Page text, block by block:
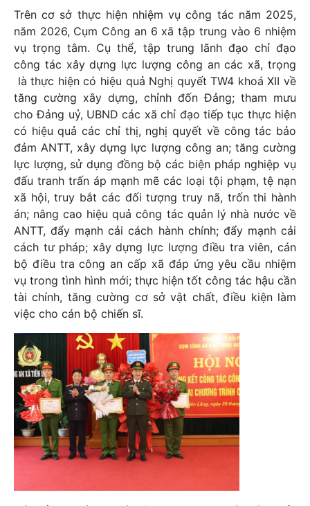
Trên cơ sở thực hiện nhiệm vụ công tác năm 2025,
năm 2026, Cụm Công an 6 xã tập trung vào 6 nhiệm
vụ trọng tâm. Cụ thể, tập trung lãnh đạo chỉ đạo
công tác xây dựng lực lượng công an các xã, trọng
là thực hiện có hiệu quả Nghị quyết TW4 khoá XII về
tăng cường xây dựng, chỉnh đốn Đảng; tham mưu
cho Đảng uỷ, UBND các xã chỉ đạo tiếp tục thực hiện
có hiệu quả các chỉ thị, nghị quyết về công tác bảo
đảm ANTT, xây dựng lực lượng công an; tăng cường
lực lượng, sử dụng đồng bộ các biện pháp nghiệp vụ
đấu tranh trấn áp mạnh mẽ các loại tội phạm, tệ nạn
xã hội, truy bắt các đối tượng truy nã, trốn thi hành
án; nâng cao hiệu quả công tác quản lý nhà nước về
ANTT, đẩy mạnh cải cách hành chính; đẩy mạnh cải
cách tư pháp; xây dựng lực lượng điều tra viên, cán
bộ điều tra công an cấp xã đáp ứng yêu cầu nhiệm
vụ trong tình hình mới; thực hiện tốt công tác hậu cần
tài chính, tăng cường cơ sở vật chất, điều kiện làm
việc cho cán bộ chiến sĩ.